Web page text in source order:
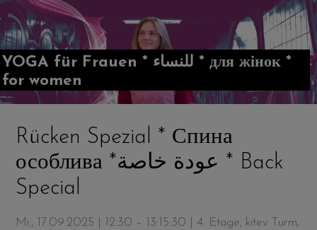
YOGA für Frauen * للنساء * для жінок *
for women
Rücken Spezial * Спина
особлива *عودة خاصة * Back
Special
Mi., 17.09.2025 | 12:30 – 13:15:30 | 4. Etage, kitev Turm,